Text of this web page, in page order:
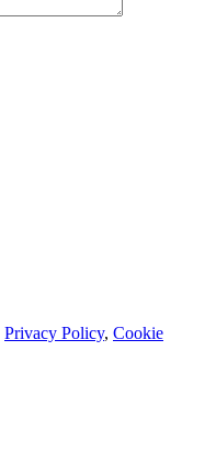
Privacy Policy, Cookie